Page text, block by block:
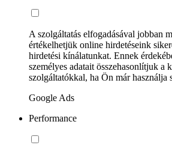
A szolgáltatás elfogadásával jobban
értékelhetjük online hirdetéseink
hirdetési kínálatunkat. Ennek
személyes adatait összehasonlítjuk a
szolgáltatókkal, ha Ön már használja
Google Ads
Performance